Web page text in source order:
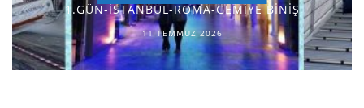
1.GÜN-İSTANBUL-ROMA-GEMİYE BİNİŞ
11 TEMMUZ 2026